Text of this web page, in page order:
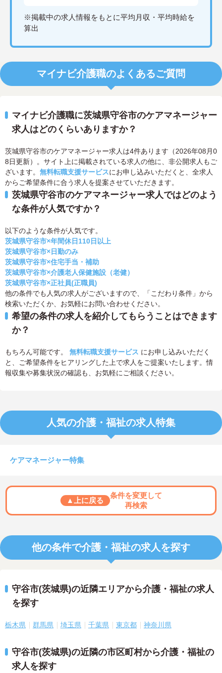
※掲載中の求人情報をもとに平均月収・平均時給を
算出
マイナビ介護職のよくあるご質問
マイナビ介護職に茨城県守谷市のケアマネージャー
求人はどのくらいありますか？
茨城県守谷市のケアマネージャー求人は4件あります（2026年08月0
8日更新）。サイト上に掲載されている求人の他に、非公開求人もご
ざいます。 無料転職支援サービスにお申し込みいただくと、全求人
からご希望条件に合う求人を提案させていただきます。
茨城県守谷市のケアマネージャー求人ではどのよう
な条件が人気ですか？
以下のような条件が人気です。
茨城県守谷市×年間休日110日以上
茨城県守谷市×日勤のみ
茨城県守谷市×住宅手当・補助
茨城県守谷市×介護老人保健施設（老健）
茨城県守谷市×正社員(正職員)
他の条件でも人気の求人がございますので、「こだわり条件」から
検索いただくか、お気軽にお問い合わせください。
希望の条件の求人を紹介してもらうことはできます
か？
もちろん可能です。 無料転職支援サービス にお申し込みいただく
と、ご希望条件をヒアリングした上で求人をご提案いたします。情
報収集や募集状況の確認も、お気軽にご相談ください。
人気の介護・福祉の求人特集
ケアマネージャー特集
▲上に戻る
条件を変更して
再検索
他の条件で介護・福祉の求人を探す
守谷市(茨城県)の近隣エリアから介護・福祉の求人
を探す
栃木県 群馬県 埼玉県 千葉県 東京都 神奈川県
守谷市(茨城県)の近隣の市区町村から介護・福祉の
求人を探す